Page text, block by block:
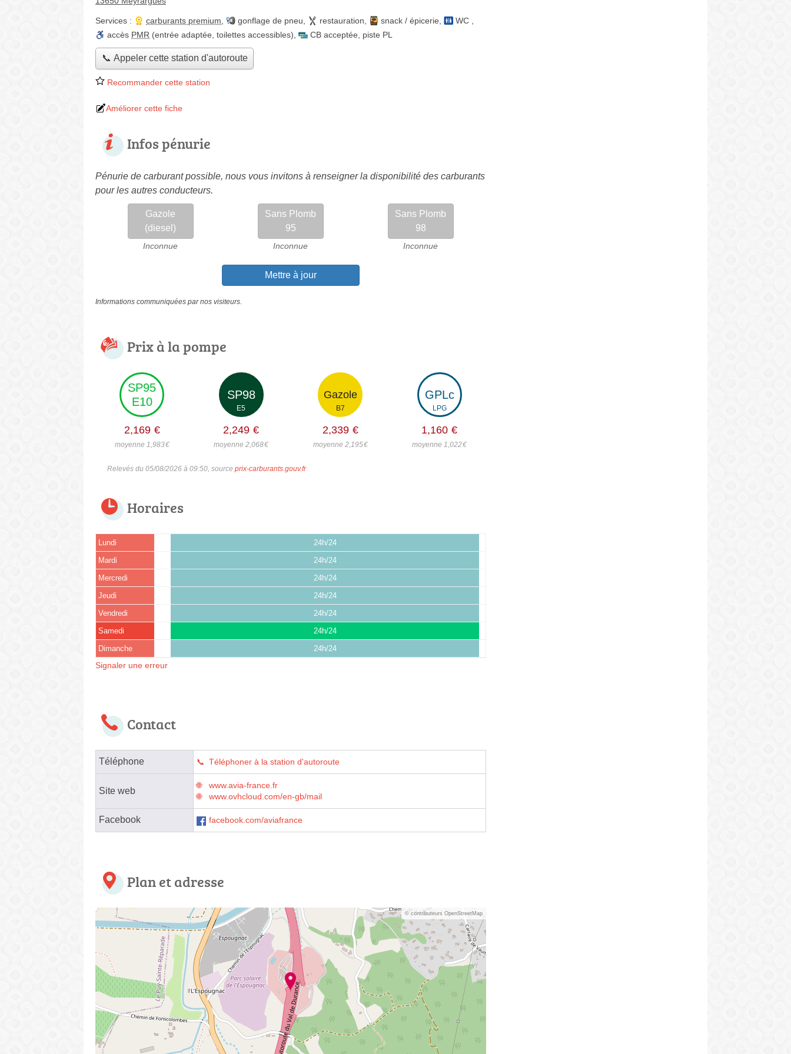
Services : carburants premium gonflage de pneu restauration snack / épicerie WC
accès PMR (entrée adaptée, toilettes accessibles) CB acceptée piste PL
📞 Appeler cette station d'autoroute
Recommander cette station
Améliorer cette fiche
Infos pénurie
Pénurie de carburant possible, nous vous invitons à renseigner la disponibilité des carburants
pour les autres conducteurs.
Gazole
(diesel)
Inconnue
Sans Plomb
95
Inconnue
Sans Plomb
98
Inconnue
Mettre à jour
Informations communiquées par nos visiteurs.
Prix à la pompe
SP95
E10
2,169 €
moyenne 1,983€
SP98
E5
2,249 €
moyenne 2,068€
Gazole
B7
2,339 €
moyenne 2,195€
GPLc
LPG
1,160 €
moyenne 1,022€
Relevés du 05/08/2026 à 09:50, source prix-carburants.gouv.fr
Horaires
Lundi 24h/24
Mardi 24h/24
Mercredi 24h/24
Jeudi 24h/24
Vendredi 24h/24
Samedi 24h/24
Dimanche 24h/24
Signaler une erreur
Contact
Téléphone Téléphoner à la station d'autoroute
Site web
www.avia-france.fr
www.ovhcloud.com/en-gb/mail
Facebook facebook.com/aviafrance
Plan et adresse
© contributeurs OpenStreetMap